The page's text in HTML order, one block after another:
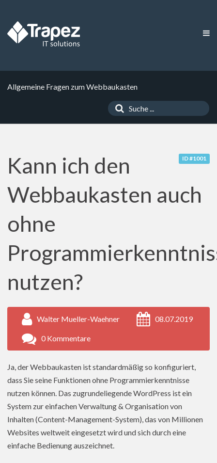
Allgemeine Fragen zum Webbaukasten
ID #1001
Kann ich den
Webbaukasten auch
ohne
nutzen?
Walter Mueller-Waehner 08.07.2019
0 Kommentare
Ja, der Webbaukasten ist standardmäßig so konfiguriert,
dass Sie seine Funktionen ohne Programmierkenntnisse
nutzen können. Das zugrundeliegende WordPress ist ein
System zur einfachen Verwaltung & Organisation von
Inhalten (Content-Management-System), das von Millionen
Websites weltweit eingesetzt wird und sich durch eine
einfache Bedienung auszeichnet.